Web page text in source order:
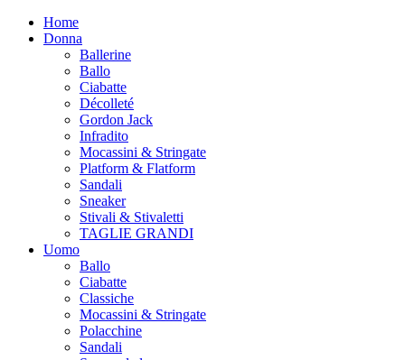
Home
Donna
Ballerine
Ballo
Ciabatte
Décolleté
Gordon Jack
Infradito
Mocassini & Stringate
Platform & Flatform
Sandali
Sneaker
Stivali & Stivaletti
TAGLIE GRANDI
Uomo
Ballo
Ciabatte
Classiche
Mocassini & Stringate
Polacchine
Sandali